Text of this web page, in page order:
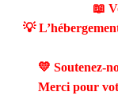
📖
💡
💛 Soutenez-
Merci pour